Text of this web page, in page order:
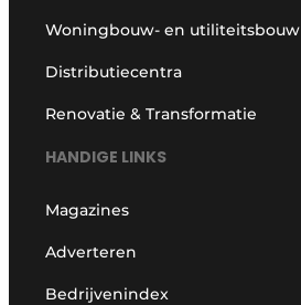
Woningbouw- en utiliteitsbouw
Distributiecentra
Renovatie & Transformatie
HANDIGE LINKS
Magazines
Adverteren
Bedrijvenindex